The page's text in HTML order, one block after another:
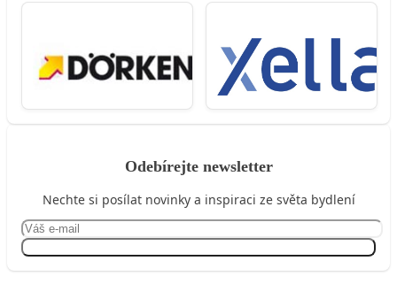
Odebírejte newsletter
Nechte si posílat novinky a inspiraci ze světa bydlení